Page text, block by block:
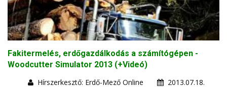
Fakitermelés, erdőgazdálkodás a számítógépen -
Woodcutter Simulator 2013 (+Videó)
Hírszerkesztő: Erdő-Mező Online
2013.07.18.